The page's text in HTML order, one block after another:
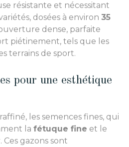
résistante et nécessitant
dosées à environ 35
dense, parfaite
piétinement, tels que les
terrains de sport.
pour une esthétique
les semences fines, qui
la fétuque fine et le
Ces gazons sont